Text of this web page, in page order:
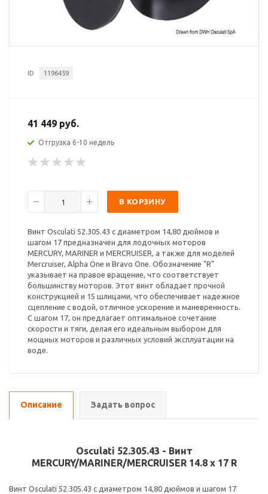
ID 1196459
41 449 руб.
Отгрузка 6-10 недель
В КОРЗИНУ
Винт Osculati 52.305.43 с диаметром 14,80 дюймов и
шагом 17 предназначен для лодочных моторов
MERCURY, MARINER и MERCRUISER, а также для моделей
Mercruiser, Alpha One и Bravo One. Обозначение "R"
указывает на правое вращение, что соответствует
большинству моторов. Этот винт обладает прочной
конструкцией и 15 шлицами, что обеспечивает надежное
сцепление с водой, отличное ускорение и маневренность.
С шагом 17, он предлагает оптимальное сочетание
скорости и тяги, делая его идеальным выбором для
мощных моторов и различных условий эксплуатации на
воде.
Описание Задать вопрос
Osculati 52.305.43 - Винт
MERCURY/MARINER/MERCRUISER 14.8 x 17 R
Винт Osculati 52.305.43 с диаметром 14,80 дюймов и шагом 17